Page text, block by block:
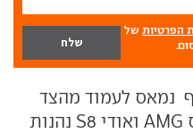
הפרטיות של
נמאס לעמוד מהצד
ולראות את מרצדס S קלאס AMG ואודי S8 נהנות